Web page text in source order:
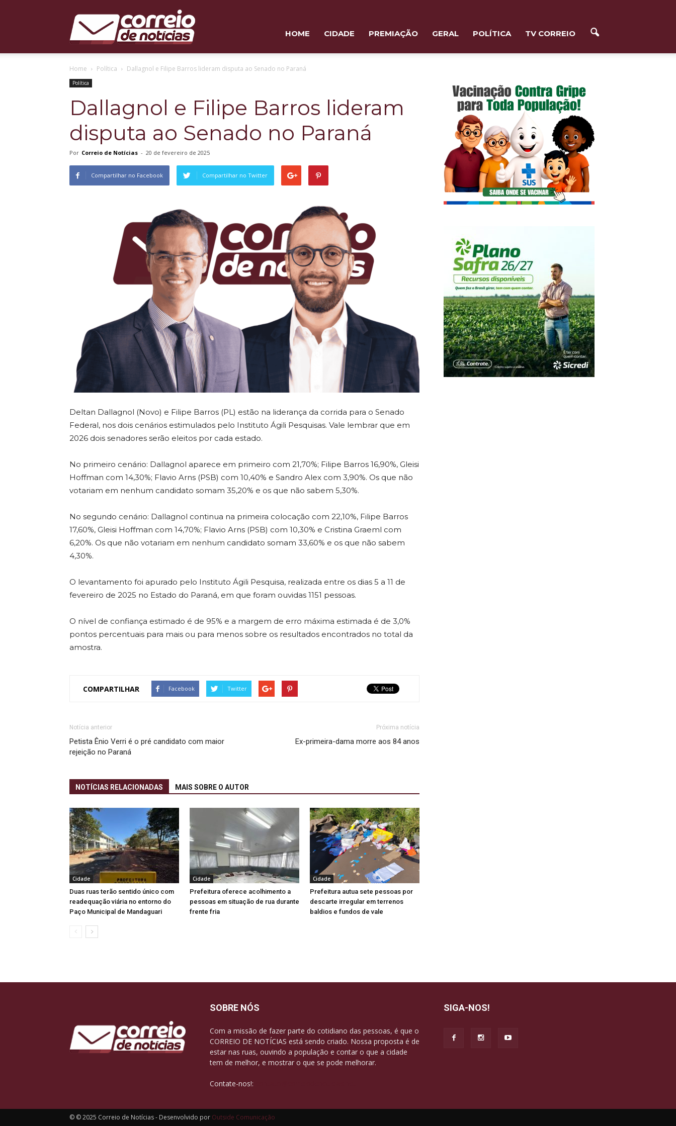
Correio
Notícias
HOME CIDADE PREMIAÇÃO GERAL POLÍTICA TV CORREIO
Home Política Dallagnol e Filipe Barros lideram disputa ao Senado no Paraná
Política
Dallagnol e Filipe Barros lideram
disputa ao Senado no Paraná
Por Correio de Notícias - 20 de fevereiro de 2025
Compartilhar no Facebook Compartilhar no Twitter
Deltan Dallagnol (Novo) e Filipe Barros (PL) estão na liderança da corrida para o Senado
Federal, nos dois cenários estimulados pelo Instituto Ágili Pesquisas. Vale lembrar que em
2026 dois senadores serão eleitos por cada estado.
No primeiro cenário: Dallagnol aparece em primeiro com 21,70%; Filipe Barros 16,90%, Gleisi
Hoffman com 14,30%; Flavio Arns (PSB) com 10,40% e Sandro Alex com 3,90%. Os que não
votariam em nenhum candidato somam 35,20% e os que não sabem 5,30%.
No segundo cenário: Dallagnol continua na primeira colocação com 22,10%, Filipe Barros
17,60%, Gleisi Hoffman com 14,70%; Flavio Arns (PSB) com 10,30% e Cristina Graeml com
6,20%. Os que não votariam em nenhum candidato somam 33,60% e os que não sabem
4,30%.
O levantamento foi apurado pelo Instituto Ágili Pesquisa, realizada entre os dias 5 a 11 de
fevereiro de 2025 no Estado do Paraná, em que foram ouvidas 1151 pessoas.
O nível de confiança estimado é de 95% e a margem de erro máxima estimada é de 3,0%
pontos percentuais para mais ou para menos sobre os resultados encontrados no total da
amostra.
COMPARTILHAR Facebook Twitter
Notícia anterior
Petista Ênio Verri é o pré candidato com maior
rejeição no Paraná
Próxima notícia
Ex-primeira-dama morre aos 84 anos
NOTÍCIAS RELACIONADAS MAIS SOBRE O AUTOR
Cidade
Duas ruas terão sentido único com
readequação viária no entorno do
Paço Municipal de Mandaguari
Cidade
Prefeitura oferece acolhimento a
pessoas em situação de rua durante
frente fria
Cidade
Prefeitura autua sete pessoas por
descarte irregular em terrenos
baldios e fundos de vale
SOBRE NÓS
Com a missão de fazer parte do cotidiano das pessoas, é que o
CORREIO DE NOTÍCIAS está sendo criado. Nossa proposta é de
estar nas ruas, ouvindo a população e contar o que a cidade
tem de melhor, e mostrar o que se pode melhorar.
Contate-nos!:
SIGA-NOS!
© © 2025 Correio de Notícias - Desenvolvido por Outside Comunicação